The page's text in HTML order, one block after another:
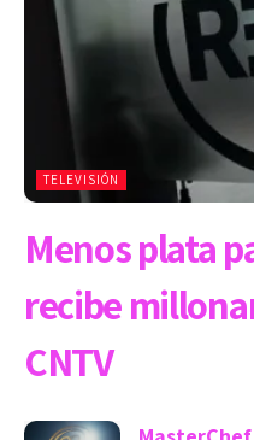
TELEVISIÓN
Menos plata
recibe
CNTV